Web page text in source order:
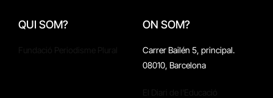
QUI SOM? ON SOM?
Carrer Bailén 5, principal.
08010, Barcelona